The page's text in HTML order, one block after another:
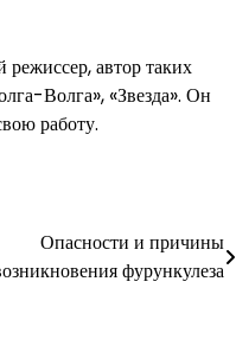
автор таких
Волга», «Звезда». Он
работу.
Опасности и причины
фурункулеза